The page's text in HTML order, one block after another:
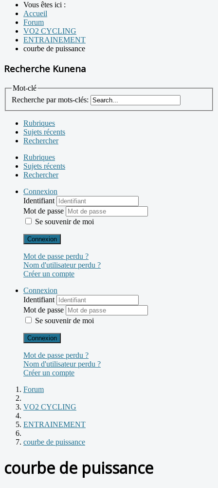
Vous êtes ici :
Accueil
Forum
VO2 CYCLING
ENTRAINEMENT
courbe de puissance
Recherche Kunena
Mot-clé
Recherche par mots-clés:
Rubriques
Sujets récents
Rechercher
Rubriques
Sujets récents
Rechercher
Connexion
Identifiant
Mot de passe
Se souvenir de moi
Connexion
Mot de passe perdu ?
Nom d'utilisateur perdu ?
Créer un compte
Connexion
Identifiant
Mot de passe
Se souvenir de moi
Connexion
Mot de passe perdu ?
Nom d'utilisateur perdu ?
Créer un compte
Forum
VO2 CYCLING
ENTRAINEMENT
courbe de puissance
courbe de puissance